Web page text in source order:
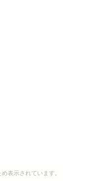
表示されています。